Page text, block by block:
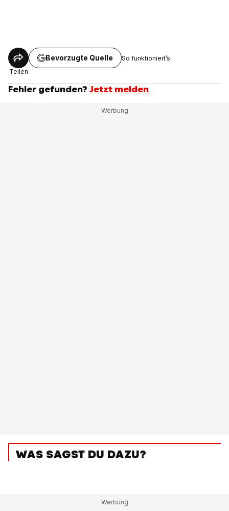
Teilen
Bevorzugte Quelle So funktioniert’s
Fehler gefunden? Jetzt melden
WAS SAGST DU DAZU?